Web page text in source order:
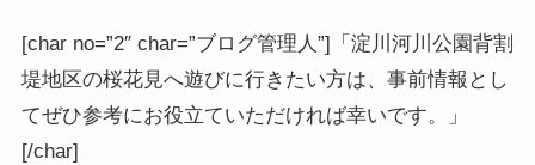
[char no=”2″ char=”ブログ管理人”]「淀川河川公園背割
堤地区の桜花見へ遊びに行きたい方は、事前情報とし
てぜひ参考にお役立ていただければ幸いです。」
[/char]